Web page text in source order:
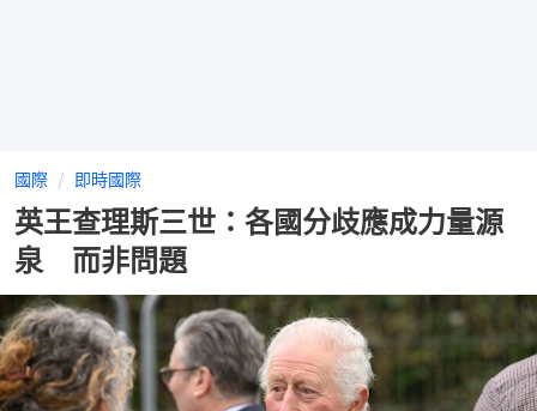
國際 即時國際
英王查理斯三世：各國分歧應成力量源
泉 而非問題